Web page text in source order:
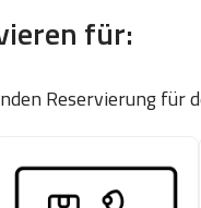
für:
Reservierung für